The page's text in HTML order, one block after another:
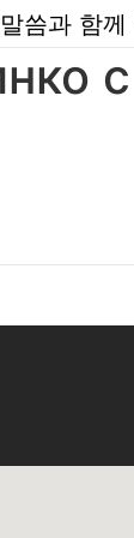
말씀과 함께